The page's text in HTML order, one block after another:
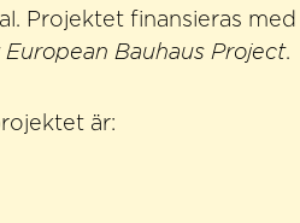
Projektet finansieras
Bauhaus Project.
är: